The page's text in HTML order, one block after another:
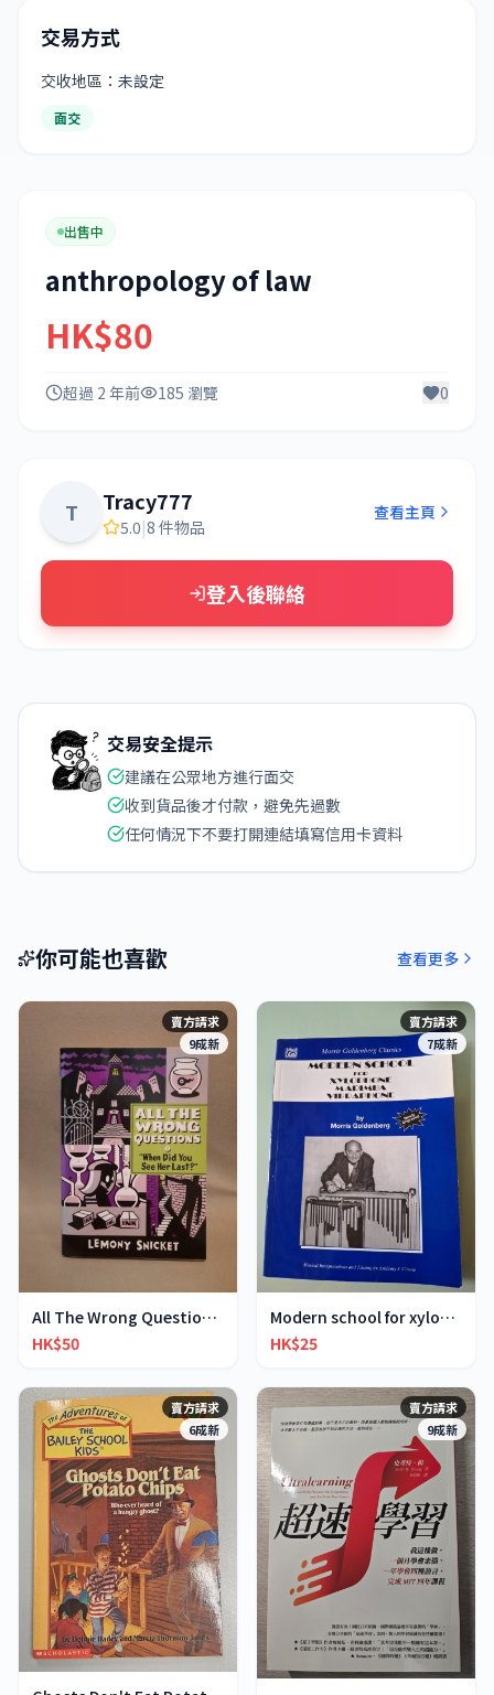
交易方式
交收地區：未設定
面交
出售中
anthropology of law
HK$80
超過 2 年前 185 瀏覽 0
T Tracy777
5.0|8 件物品
查看主頁
登入後聯絡
交易安全提示
建議在公眾地方進行面交
收到貨品後才付款，避免先過數
任何情況下不要打開連結填寫信用卡資料
你可能也喜歡 查看更多
賣方請求
9成新
All The Wrong Questions 2: "When Did You See Her L
HK$50
賣方請求
7成新
Modern school for xylophone marimba vibraphone
HK$25
賣方請求
6成新
賣方請求
9成新